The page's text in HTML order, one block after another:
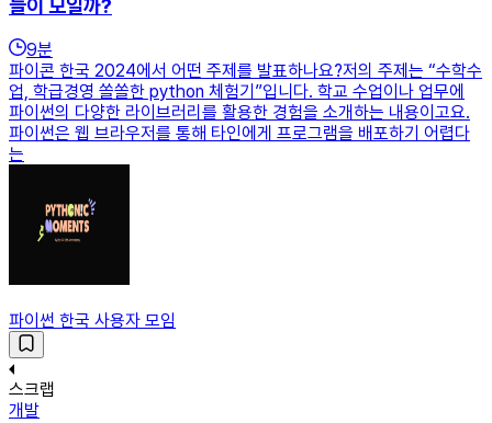
들이 모일까?
9분
파이콘 한국 2024에서 어떤 주제를 발표하나요?저의 주제는 “수학수
업, 학급경영 쏠쏠한 python 체험기”입니다. 학교 수업이나 업무에
파이썬의 다양한 라이브러리를 활용한 경험을 소개하는 내용이고요.
파이썬은 웹 브라우저를 통해 타인에게 프로그램을 배포하기 어렵다
는
파이썬 한국 사용자 모임
스크랩
개발